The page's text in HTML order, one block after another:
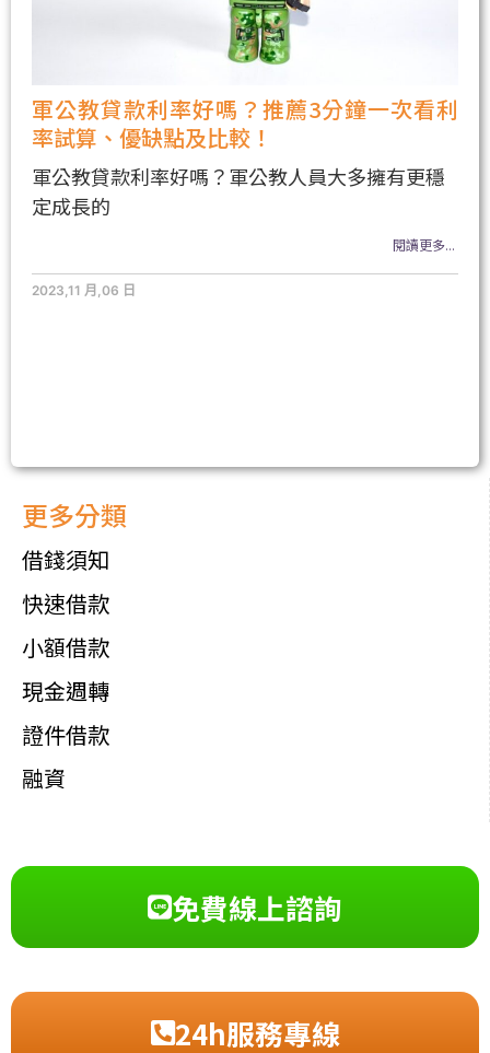
更多分類
借錢須知
快速借款
小額借款
現金週轉
證件借款
融資
軍公教貸款利率好嗎？推薦3分鐘一次看利
率試算、優缺點及比較！
軍公教貸款利率好嗎？軍公教人員大多擁有更穩
定成長的
閱讀更多...
2023,11 月,06 日
免費線上諮詢
24h服務專線